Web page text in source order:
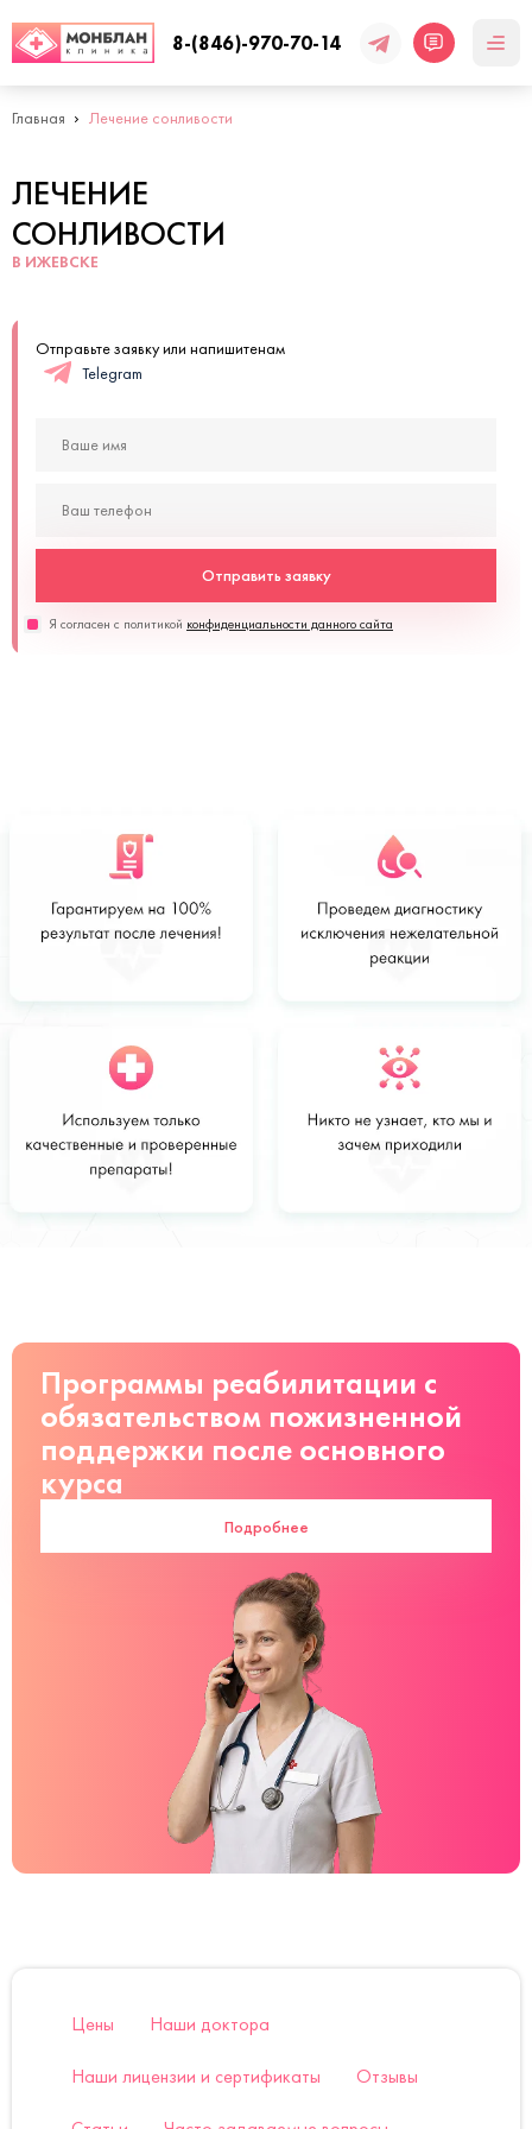
8-(846)-970-70-14
Главная Лечение сонливости
ЛЕЧЕНИЕ
СОНЛИВОСТИ
В ИЖЕВСКЕ
Отправьте заявку или напишитенам
Telegram
Отправить заявку
Я согласен с политикой конфиденциальности данного сайта
Стоимость
от 3000 руб
Заказать
Программы реабилитации с
обязательством пожизненной
поддержки после основного
курса
Подробнее
Цены Наши доктора
Наши лицензии и сертификаты Отзывы